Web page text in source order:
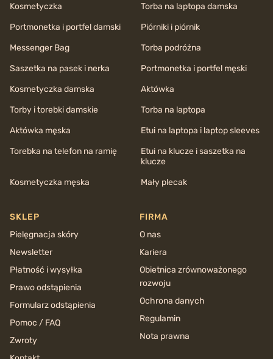
Kosmetyczka
Torba na laptopa damska
Portmonetka i portfel damski
Piórniki i piórnik
Messenger Bag
Torba podróżna
Saszetka na pasek i nerka
Portmonetka i portfel męski
Kosmetyczka damska
Aktówka
Torby i torebki damskie
Torba na laptopa
Aktówka męska
Etui na laptopa i laptop sleeves
Torebka na telefon na ramię
Etui na klucze i saszetka na
klucze
Kosmetyczka męska
Mały plecak
SKLEP
Pielęgnacja skóry
Newsletter
Płatność i wysyłka
Prawo odstąpienia
Formularz odstąpienia
Pomoc / FAQ
Zwroty
FIRMA
O nas
Kariera
Obietnica zrównoważonego
rozwoju
Ochrona danych
Regulamin
Nota prawna